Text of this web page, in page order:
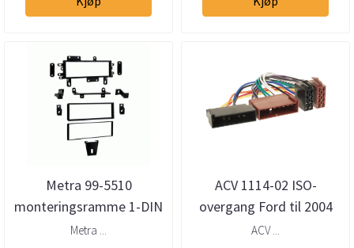
Metra 99-5510
monteringsramme 1-DIN
Ford (US) Jeep Lincoln
Metra ...
ACV 1114-02 ISO-
overgang Ford til 2004
ACV ...